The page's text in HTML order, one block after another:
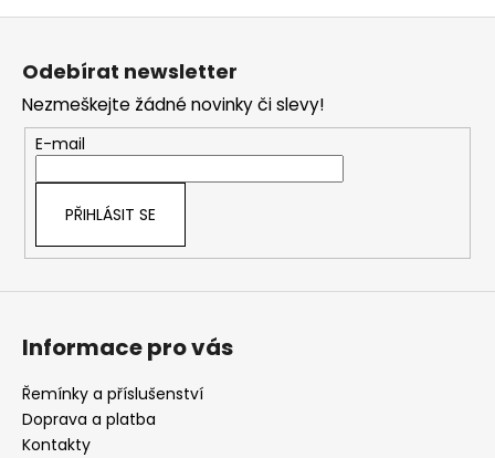
Z
Odebírat newsletter
Nezmeškejte žádné novinky či slevy!
E-mail
PŘIHLÁSIT SE
Informace pro vás
Řemínky a příslušenství
Doprava a platba
Kontakty